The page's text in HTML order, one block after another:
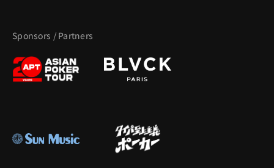
Sponsors / Partners